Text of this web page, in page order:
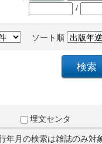
/
ソート順
埋文センタ
年月の検索は雑誌のみ対